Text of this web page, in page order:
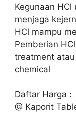
Kegunaan
menjaga
HCl mampu
Pemberian
treatment
chemical
Daftar Harga :
@ Kaporit